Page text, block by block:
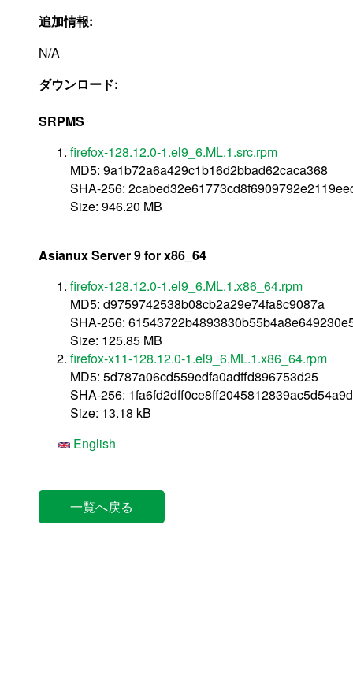
追加情報:
N/A
ダウンロード:
SRPMS
firefox-128.12.0-1.el9_6.ML.1.src.rpm
MD5: 9a1b72a6a429c1b16d2bbad62caca368
SHA-256:
Size: 946.20 MB
Asianux Server 9 for x86_64
firefox-128.12.0-1.el9_6.ML.1.x86_64.rpm
MD5: d9759742538b08cb2a29e74fa8c9087a
SHA-256:
Size: 125.85 MB
firefox-x11-128.12.0-1.el9_6.ML.1.x86_64.rpm
MD5: 5d787a06cd559edfa0adffd896753d25
SHA-256:
Size: 13.18 kB
English
一覧へ戻る